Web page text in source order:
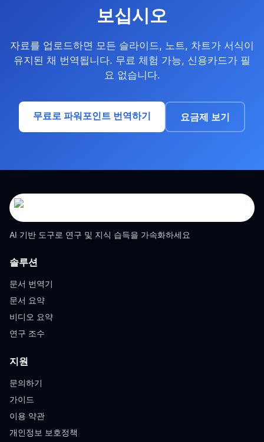
보십시오
자료를 업로드하면 모든 슬라이드, 노트, 차트가 서식이
유지된 채 번역됩니다. 무료 체험 가능, 신용카드가 필
요 없습니다.
무료로 파워포인트 번역하기 요금제 보기
AI 기반 도구로 연구 및 지식 습득을 가속화하세요
솔루션
문서 번역기
문서 요약
비디오 요약
연구 조수
지원
문의하기
가이드
이용 약관
개인정보 보호정책